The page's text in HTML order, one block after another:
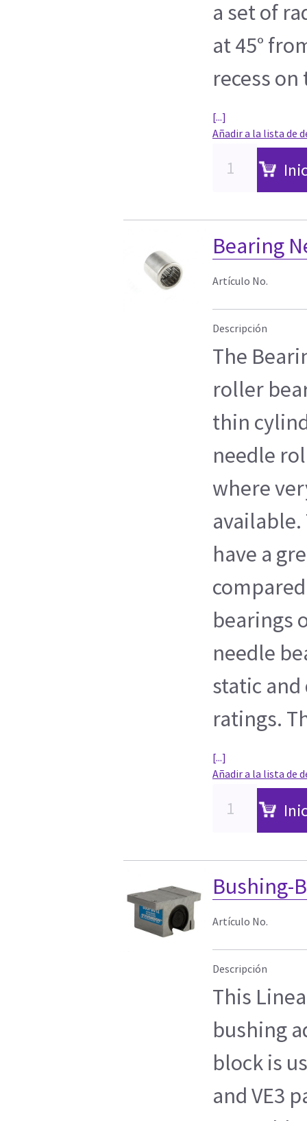
a set of
at 45°
recess
[...]
Añadir a la lista de
Bearing
Artículo No.
Descripción
The
roller
thin
needle
where
have a
bearings
needle
static
ratings.
[...]
Añadir a la lista de
Bushing-
Artículo No.
Descripción
This
bushing
block is
and VE3